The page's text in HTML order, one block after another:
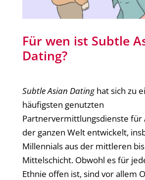
Für wen ist Subtle
Dating?
Subtle Asian Datinghat sich zu
häufigsten genutzten
Partnervermittlungsdienste für
der ganzen Welt entwickelt,
Millennials aus der mittleren
Mittelschicht. Obwohl es für
Ethnie offen ist, sind vor allem